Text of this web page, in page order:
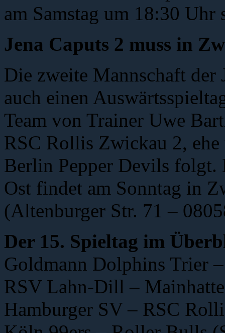
am Samstag um 18:30 Uhr
Jena Caputs 2 muss in
Die zweite Mannschaft der
auch einen
Team von Trainer Uwe
RSC Rollis Zwickau 2,
Berlin Pepper Devils folgt.
Ost findet am Sonntag in
(Altenburger Str. 71 –
Der 15. Spieltag im
Goldmann Dolphins Trier
RSV Lahn-Dill –
Hamburger SV – RSC